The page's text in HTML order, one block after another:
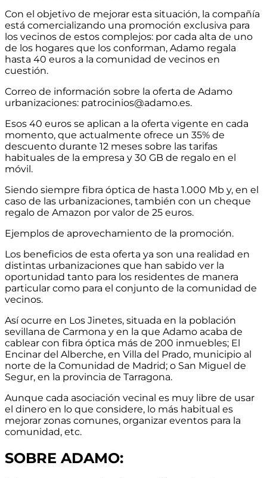
Con el objetivo de mejorar esta situación, la compañía
está comercializando una promoción exclusiva para
los vecinos de estos complejos: por cada alta de uno
de los hogares que los conforman, Adamo regala
hasta 40 euros a la comunidad de vecinos en
cuestión.
Correo de información sobre la oferta de Adamo
urbanizaciones: patrocinios@adamo.es.
Esos 40 euros se aplican a la oferta vigente en cada
momento, que actualmente ofrece un 35% de
descuento durante 12 meses sobre las tarifas
habituales de la empresa y 30 GB de regalo en el
móvil.
Siendo siempre fibra óptica de hasta 1.000 Mb y, en el
caso de las urbanizaciones, también con un cheque
regalo de Amazon por valor de 25 euros.
Ejemplos de aprovechamiento de la promoción.
Los beneficios de esta oferta ya son una realidad en
distintas urbanizaciones que han sabido ver la
oportunidad tanto para los residentes de manera
particular como para el conjunto de la comunidad de
vecinos.
Así ocurre en Los Jinetes, situada en la población
sevillana de Carmona y en la que Adamo acaba de
cablear con fibra óptica más de 200 inmuebles; El
Encinar del Alberche, en Villa del Prado, municipio al
norte de la Comunidad de Madrid; o San Miguel de
Segur, en la provincia de Tarragona.
Aunque cada asociación vecinal es muy libre de usar
el dinero en lo que considere, lo más habitual es
mejorar zonas comunes, organizar eventos para la
comunidad, etc.
SOBRE ADAMO: